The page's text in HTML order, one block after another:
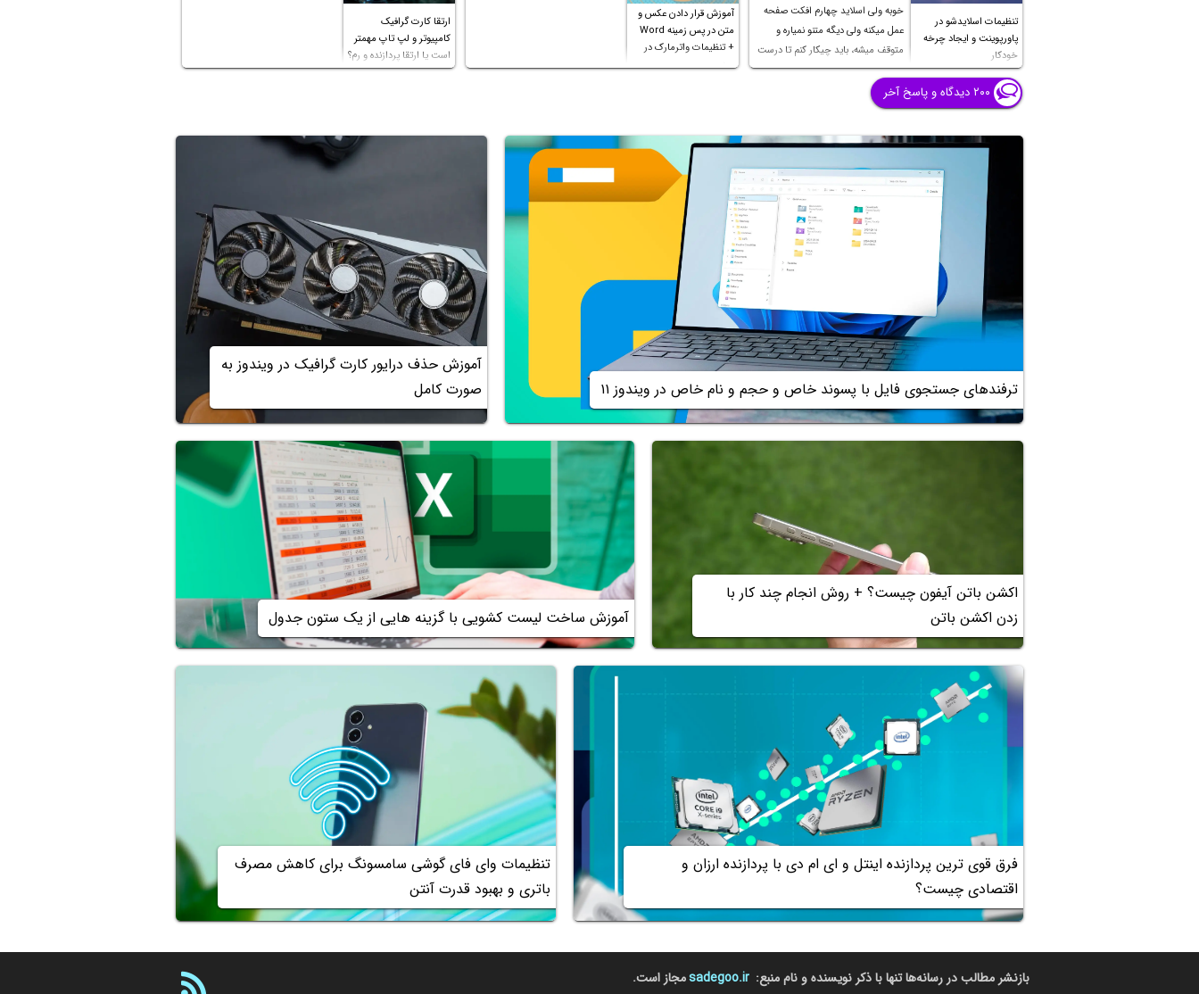
تنظیمات اسلایدشو در
پاورپوینت و ایجاد چرخه
خودکار
خوبه ولی اسلاید چهارم افکت صفحه
عمل میکنه ولی دیگه متنو نمیاره و
متوقف میشه، باید چیکار کنم تا درست
بشه؟ تایم صفحات قبل تا شش ثانیه
هست و اسلاید چهارم نزدیک چهار
دقیقه هست
آموزش قرار دادن عکس و
متن در پس زمینه Word
+ تنظیمات واترمارک در
ورد
ارتقا کارت گرافیک
کامپیوتر و لپ تاپ مهمتر
است یا ارتقا پردازنده و رم؟
۲۰۰ دیدگاه و پاسخ آخر
ترفندهای جستجوی فایل با پسوند خاص و حجم و نام خاص در ویندوز ۱۱
آموزش حذف درایور کارت گرافیک در ویندوز به
صورت کامل
اکشن باتن آیفون چیست؟ + روش انجام چند کار با
زدن اکشن باتن
آموزش ساخت لیست کشویی با گزینه هایی از یک ستون جدول
فرق قوی ترین پردازنده اینتل و ای ام دی با پردازنده ارزان و
اقتصادی چیست؟
تنظیمات وای فای گوشی سامسونگ برای کاهش مصرف
باتری و بهبود قدرت آنتن
بازنشر مطالب در رسانه‌ها تنها با ذکر نویسنده و نام منبع: sadegoo.irمجاز است.